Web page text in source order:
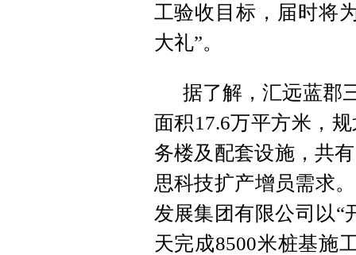
工验收目标，届时将
大礼”。
据了解，汇远蓝郡
面积17.6万平方米，
务楼及配套设施，共
思科技扩产增员需求
发展集团有限公司以“
天完成8500米桩基施